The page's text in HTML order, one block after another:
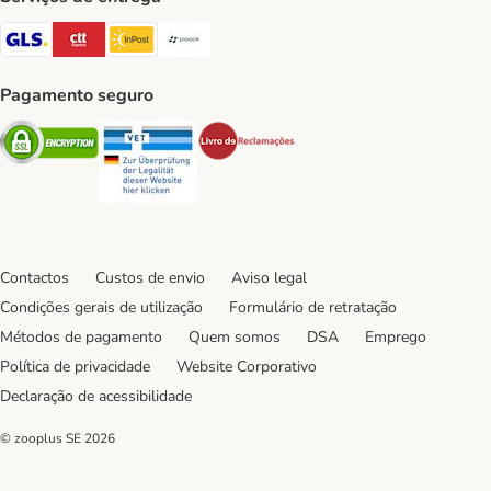
GLS Shipping Method
CTTExpress Shipping Method
InPost Shipping Method
Pagamento seguro
Security Security
Contactos Custos de envio
Aviso legal
Condições gerais de utilização
Formulário de retratação
Métodos de pagamento
Quem somos DSA
Emprego
Política de privacidade
Website Corporativo
Declaração de acessibilidade
© zooplus SE 2026